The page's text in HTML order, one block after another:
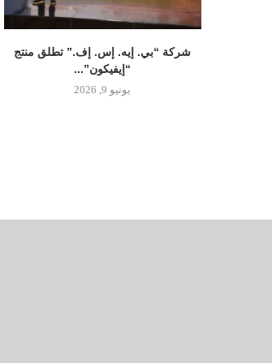
شركة “بي. إيه. إس. إف.” تطلق منتج
“إيفيكون”...
يونيو 9, 2026